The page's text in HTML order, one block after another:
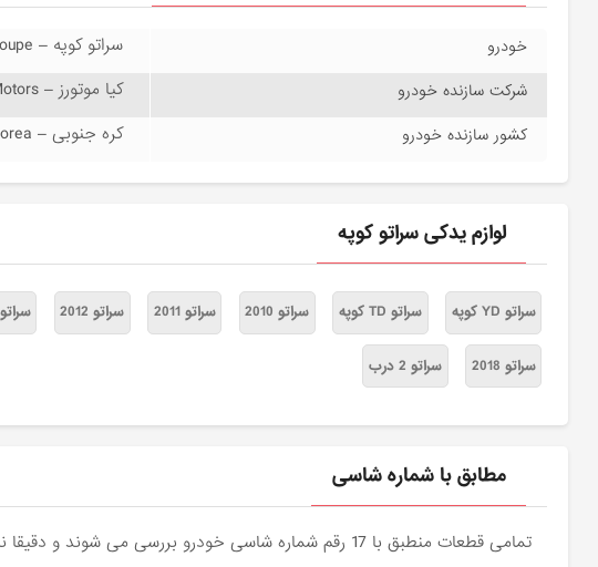
خودرو سراتو کوپه – Cerato Coupe
شرکت سازنده خودرو کیا موتورز – Kia Motors
کشور سازنده خودرو کره جنوبی – South Korea
لوازم یدکی سراتو کوپه
سراتو YD کوپه سراتو TD کوپه سراتو 2010 سراتو 2011 سراتو 2012 سراتو 2013
سراتو 2018 سراتو 2 درب
مطابق با شماره شاسی
تمامی قطعات منطبق با 17 رقم شماره شاسی خودرو بررسی می شوند و دقیقا نمونه اصلی آن برای مشتریان عزیز ارسال می شود.